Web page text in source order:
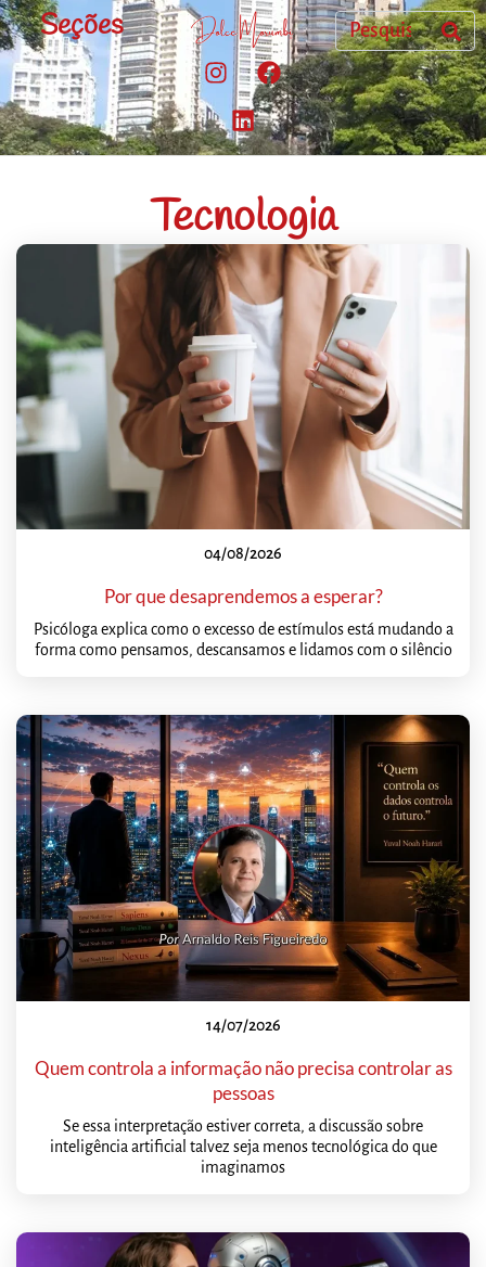
Seções
Tecnologia
04/08/2026
Por que desaprendemos a esperar?
Psicóloga explica como o excesso de estímulos está mudando a
forma como pensamos, descansamos e lidamos com o silêncio
14/07/2026
Quem controla a informação não precisa controlar as
pessoas
Se essa interpretação estiver correta, a discussão sobre
inteligência artificial talvez seja menos tecnológica do que
imaginamos